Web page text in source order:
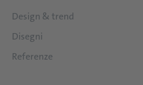
Design & trend
Disegni
Referenze